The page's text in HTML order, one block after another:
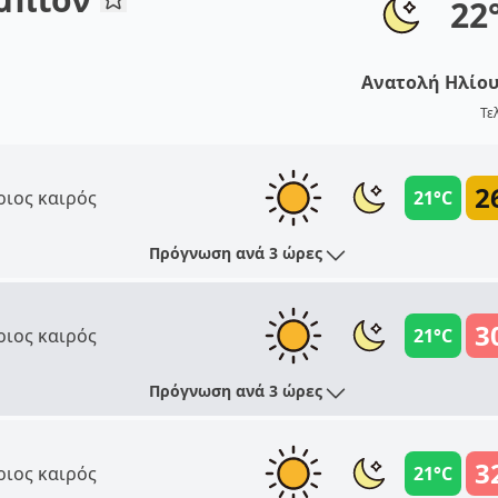
Ανατολή Ηλίου
καιρός 21°C
Πρόγνωση ανά 3 ώρες
καιρός 21°C
Πρόγνωση ανά 3 ώρες
καιρός 21°C